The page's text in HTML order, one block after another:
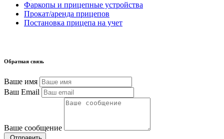
Фаркопы и прицепные устройства
Прокат/аренда прицепов
Постановка прицепа на учет
Обратная связь
Ваше имя
Ваш Email
Ваше сообщение